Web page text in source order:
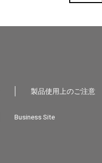
製品使用上のご注意
Business Site